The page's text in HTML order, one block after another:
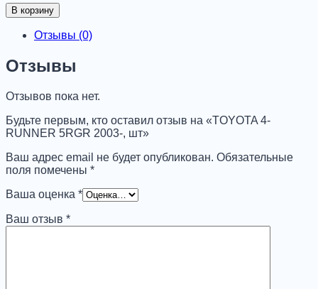
Количество
товара
TOYOTA
RUNNER
5RGR
шт
В корзину
Отзывы (0)
Отзывы
Отзывов пока нет.
Будьте первым, кто оставил отзыв на «TOYOTA 4-
RUNNER 5RGR 2003-, шт»
Ваш адрес email не будет опубликован. Обязательные
поля помечены *
Ваша оценка *
Ваш отзыв *